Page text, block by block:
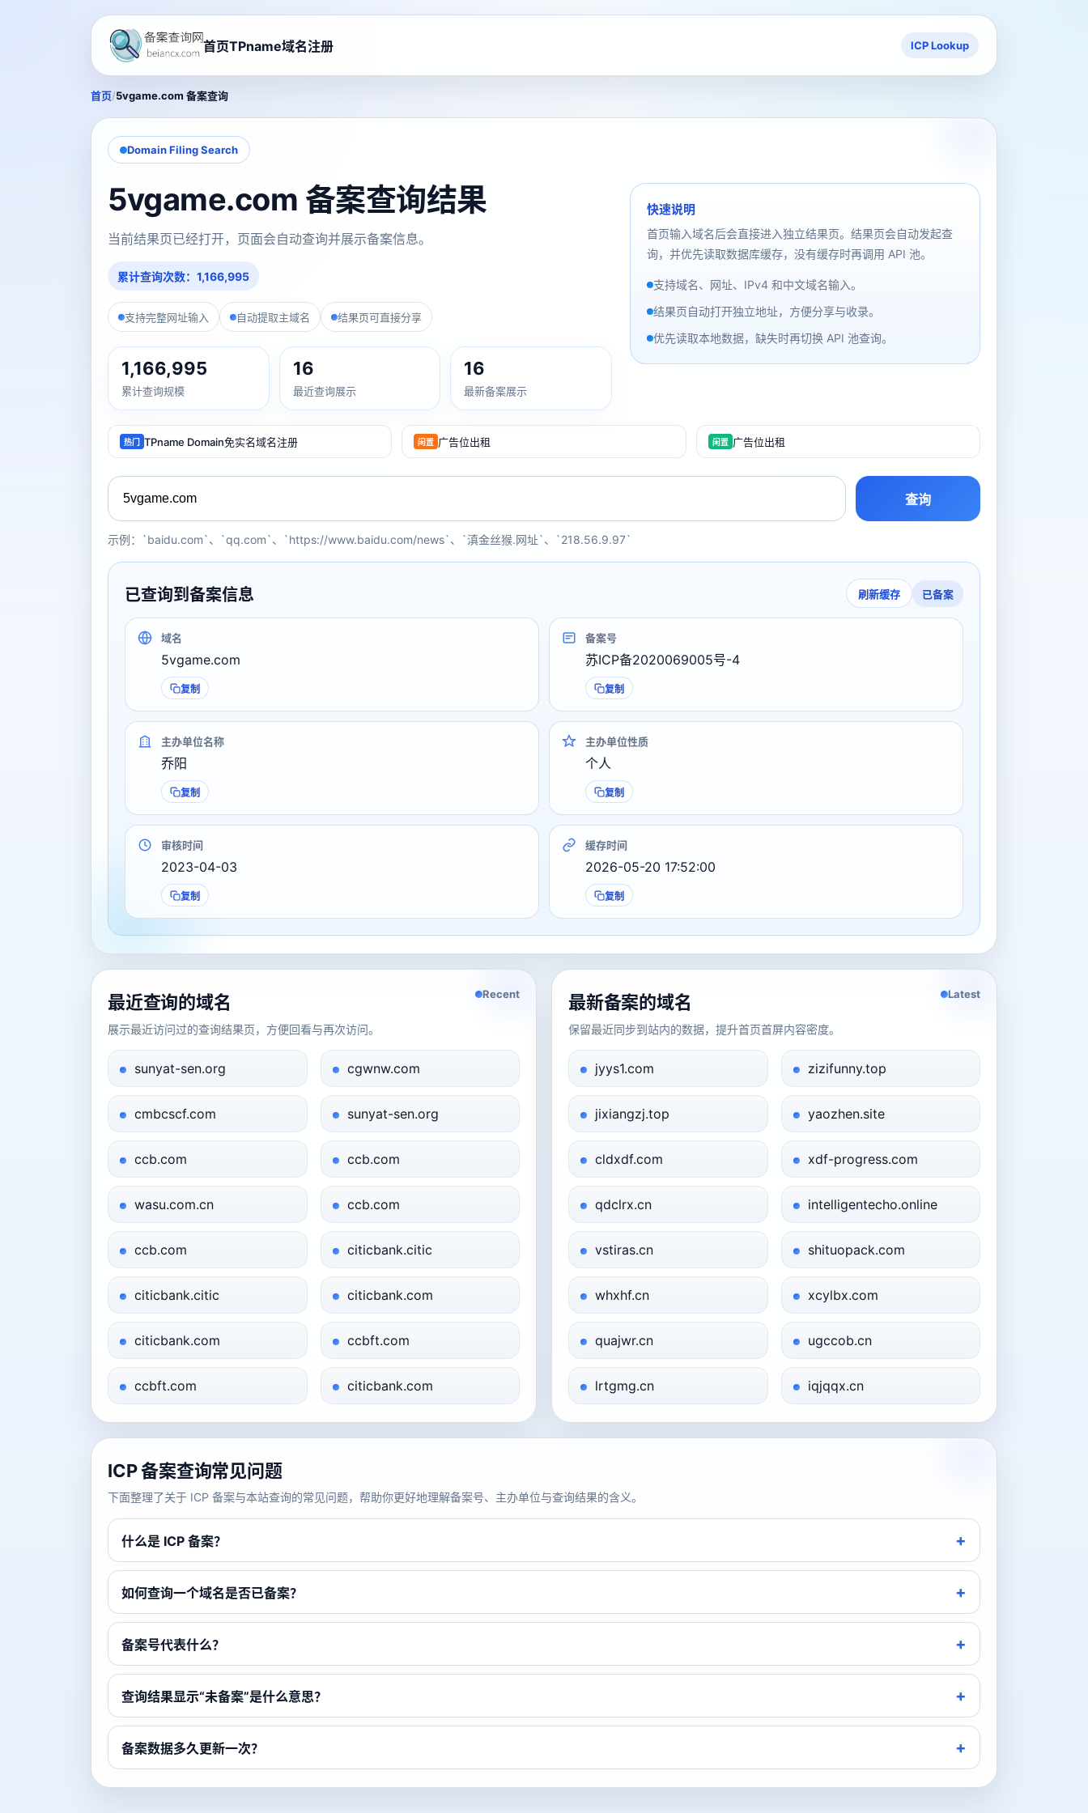
首页TPname域名注册 ICP Lookup
首页/5vgame.com 备案查询
Domain Filing Search
5vgame.com 备案查询结果
当前结果页已经打开，页面会自动查询并展示备案信息。
累计查询次数：1,166,995
支持完整网址输入 自动提取主域名 结果页可直接分享
1,166,995
累计查询规模
16
最近查询展示
16
最新备案展示
快速说明
首页输入域名后会直接进入独立结果页。结果页会自动发起查
询，并优先读取数据库缓存，没有缓存时再调用 API 池。
支持域名、网址、IPv4 和中文域名输入。
结果页自动打开独立地址，方便分享与收录。
优先读取本地数据，缺失时再切换 API 池查询。
热门 TPname Domain免实名域名注册 闲置 广告位出租 闲置 广告位出租
查询
示例：`baidu.com`、`qq.com`、`https://www.baidu.com/news`、`滇金丝猴.网址`、`218.56.9.97`
已查询到备案信息 刷新缓存 已备案
域名
5vgame.com
复制
备案号
苏ICP备2020069005号-4
复制
主办单位名称
乔阳
复制
主办单位性质
个人
复制
审核时间
2023-04-03
复制
缓存时间
2026-05-20 17:52:00
复制
最近查询的域名
展示最近访问过的查询结果页，方便回看与再次访问。
Recent
sunyat-sen.org cgwnw.com
cmbcscf.com sunyat-sen.org
ccb.com ccb.com
wasu.com.cn ccb.com
ccb.com citicbank.citic
citicbank.citic citicbank.com
citicbank.com ccbft.com
ccbft.com citicbank.com
最新备案的域名
保留最近同步到站内的数据，提升首页首屏内容密度。
Latest
jyys1.com zizifunny.top
jixiangzj.top yaozhen.site
cldxdf.com xdf-progress.com
qdclrx.cn intelligentecho.online
vstiras.cn shituopack.com
whxhf.cn xcylbx.com
quajwr.cn ugccob.cn
lrtgmg.cn iqjqqx.cn
ICP 备案查询常见问题
下面整理了关于 ICP 备案与本站查询的常见问题，帮助你更好地理解备案号、主办单位与查询结果的含义。
什么是 ICP 备案？
如何查询一个域名是否已备案？
备案号代表什么？
查询结果显示“未备案”是什么意思？
备案数据多久更新一次？